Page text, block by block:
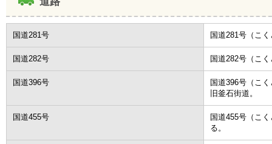
国道281号 国道281号（こ
国道282号 国道282号（こ
国道396号
国道396号（こ
旧釜石街道。
国道455号
国道455号（こ
る。